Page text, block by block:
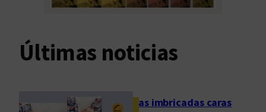
r
,
s
Últimas noticias
Las imbricadas caras